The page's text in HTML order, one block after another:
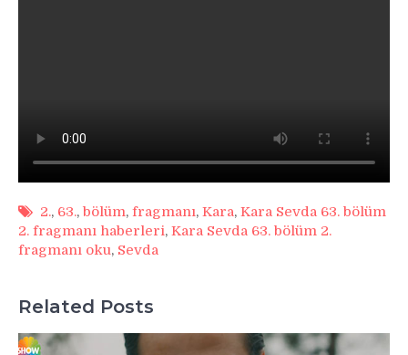
2., 63., bölüm, fragmanı, Kara, Kara Sevda 63. bölüm
2. fragmanı haberleri, Kara Sevda 63. bölüm 2.
fragmanı oku, Sevda
Related Posts